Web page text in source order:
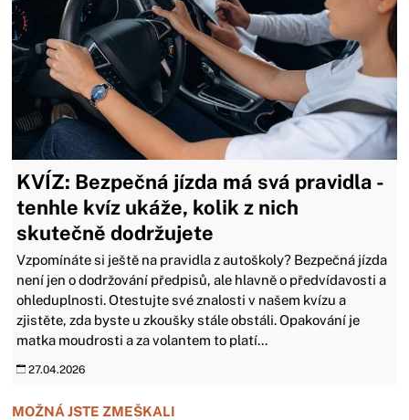
KVÍZ: Bezpečná jízda má svá pravidla -
tenhle kvíz ukáže, kolik z nich
skutečně dodržujete
Vzpomínáte si ještě na pravidla z autoškoly? Bezpečná jízda
není jen o dodržování předpisů, ale hlavně o předvídavosti a
ohleduplnosti. Otestujte své znalosti v našem kvízu a
zjistěte, zda byste u zkoušky stále obstáli. Opakování je
matka moudrosti a za volantem to platí...
27.04.2026
MOŽNÁ JSTE ZMEŠKALI